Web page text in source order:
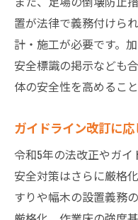
置が法律で義務付けら
計・施工が必要です。
安全標識の掲示なども
体の安全性を高めること
ガイドライン改訂に
令和5年の法改正やガ
安全対策はさらに厳格
すりや幅木の設置義務